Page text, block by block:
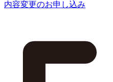
内容変更のお申し込み